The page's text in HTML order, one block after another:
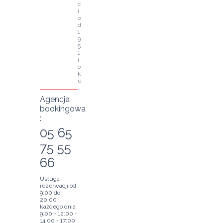
c
i
o
d
1
9
5
1
r
o
k
u
Agencja
bookingowa
:
05 65
75 55
66
Usługa
rezerwacji od
9:00 do
20:00
każdego dnia
9:00 - 12:00 -
14:00 - 17:00